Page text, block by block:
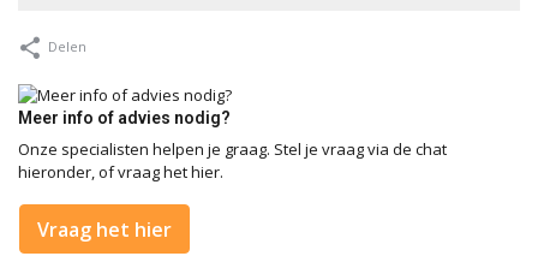
Delen
Meer info of advies nodig?
Onze specialisten helpen je graag. Stel je vraag via de chat
hieronder, of vraag het hier.
Vraag het hier